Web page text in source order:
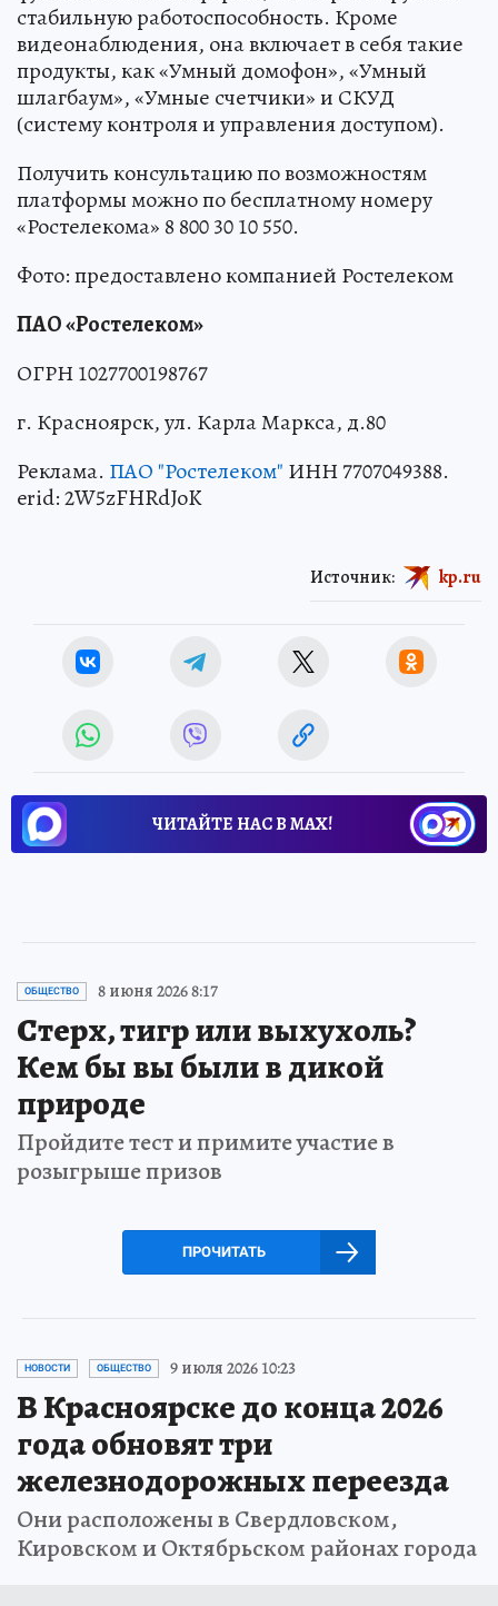
стабильную работоспособность. Кроме
видеонаблюдения, она включает в себя такие
продукты, как «Умный домофон», «Умный
шлагбаум», «Умные счетчики» и СКУД
(систему контроля и управления доступом).
Получить консультацию по возможностям
платформы можно по бесплатному номеру
«Ростелекома» 8 800 30 10 550.
Фото: предоставлено компанией Ростелеком
ПАО «Ростелеком»
ОГРН 1027700198767
г. Красноярск, ул. Карла Маркса, д.80
Реклама. ПАО "Ростелеком" ИНН 7707049388.
erid: 2W5zFHRdJoK
Источник: kp.ru
ЧИТАЙТЕ НАС В МАХ!
ОБЩЕСТВО 8 июня 2026 8:17
Стерх, тигр или выхухоль?
Кем бы вы были в дикой
природе
Пройдите тест и примите участие в
розыгрыше призов
ПРОЧИТАТЬ
НОВОСТИ ОБЩЕСТВО 9 июля 2026 10:23
В Красноярске до конца 2026
года обновят три
железнодорожных переезда
Они расположены в Свердловском,
Кировском и Октябрьском районах города